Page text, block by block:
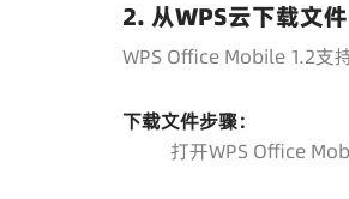
2. 从WPS云下载文件
WPS Office Mobile 1.2支
下载文件步骤：
打开WPS Office